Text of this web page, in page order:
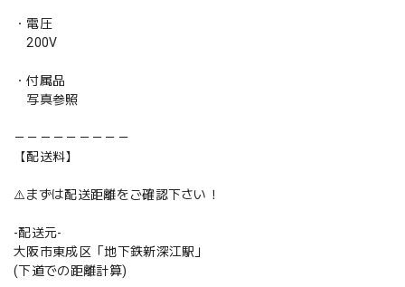
・電圧
200V
・付属品
写真参照
－－－－－－－－－
【配送料】
⚠️まずは配送距離をご確認下さい！
-配送元-
大阪市東成区「地下鉄新深江駅」
(下道での距離計算)